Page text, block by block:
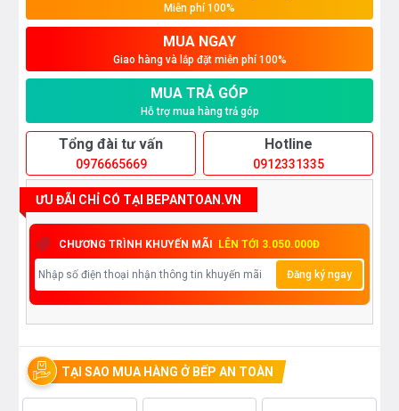
Miễn phí 100%
MUA NGAY
Giao hàng và lắp đặt miễn phí 100%
MUA TRẢ GÓP
Hỗ trợ mua hàng trả góp
Tổng đài tư vấn
0976665669
Hotline
0912331335
ƯU ĐÃI CHỈ CÓ TẠI BEPANTOAN.VN
CHƯƠNG TRÌNH KHUYẾN MÃI LÊN TỚI 3.050.000Đ
Đăng ký ngay
TẠI SAO MUA HÀNG Ở BẾP AN TOÀN